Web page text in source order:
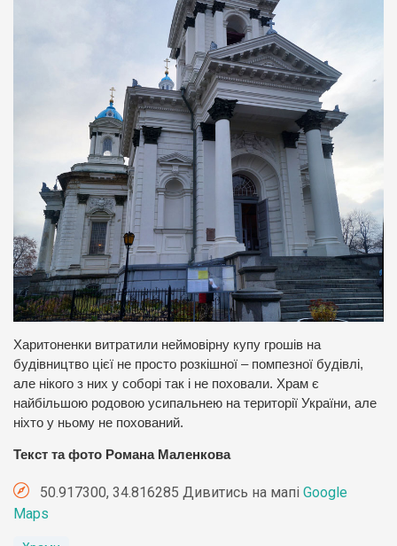
Харитоненки витратили неймовірну купу грошів на
будівництво цієї не просто розкішної – помпезної будівлі,
але нікого з них у соборі так і не поховали. Храм є
найбільшою родовою усипальнею на території України, але
ніхто у ньому не похований.
Текст та фото Романа Маленкова
50.917300, 34.816285 Дивитись на мапі Google
Maps